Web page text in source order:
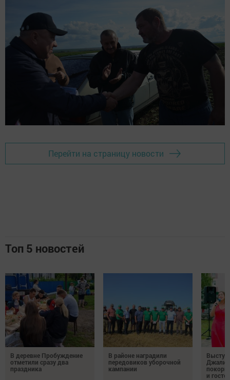
Перейти на страницу новости
Топ 5 новостей
В деревне Пробуждение
отметили сразу два
праздника
В районе наградили
передовиков уборочной
кампании
и